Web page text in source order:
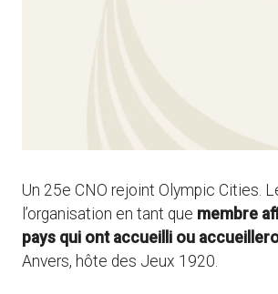
Un 25e CNO rejoint Olympic Cities.
l’organisation en tant que membre
pays qui ont accueilli ou
Anvers, hôte des Jeux 1920.